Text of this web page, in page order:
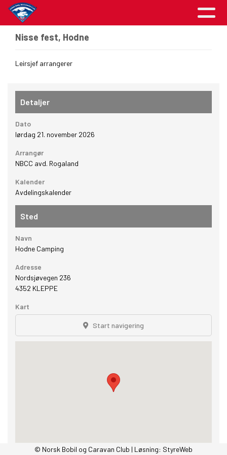
Nisse fest, Hodne
Leirsjef arrangerer
Detaljer
Dato
lørdag 21. november 2026
Arrangør
NBCC avd. Rogaland
Kalender
Avdelingskalender
Sted
Navn
Hodne Camping
Adresse
Nordsjøvegen 236
4352 KLEPPE
Kart
Start navigering
© Norsk Bobil og Caravan Club | Løsning: StyreWeb